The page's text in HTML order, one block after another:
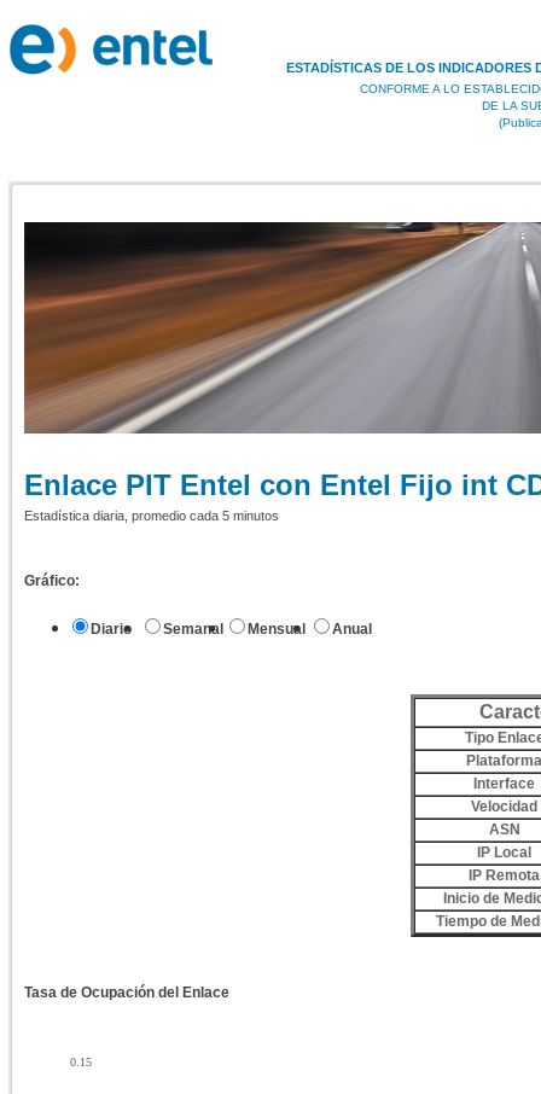
ESTADÍSTICAS DE LOS INDICADORES
CONFORME A LO
DE LA
Enlace PIT Entel con Entel Fijo int
Estadística diaria, promedio cada 5 minutos
Gráfico:
Diario Semanal Mensual Anual
Tipo
Plataforma
Interface
Velocidad
ASN
IP Local
IP Remota
Inicio de
Tiempo de
Tasa de Ocupación del Enlace
0.15